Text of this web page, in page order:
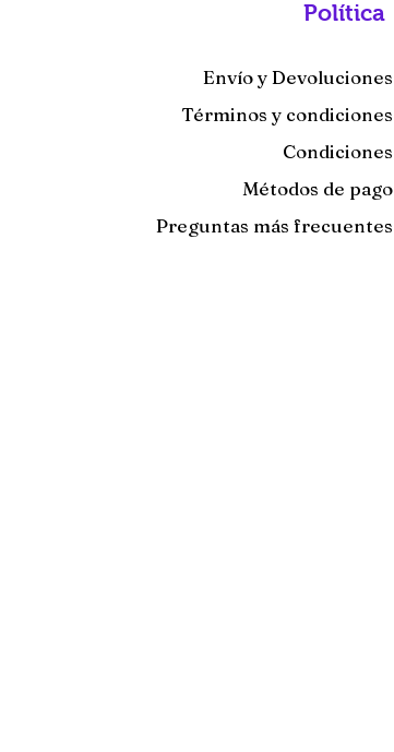
Política
Envío y Devoluciones
Términos y condiciones
Condiciones
Métodos de pago
Preguntas más frecuentes